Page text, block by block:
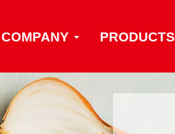
COMPANY PRODUCTS